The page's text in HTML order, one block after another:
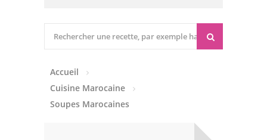
Entrées Froides
Accueil
Cuisine Marocaine
Soupes Marocaines